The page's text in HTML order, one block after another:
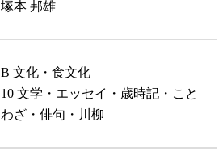
塚本 邦雄
B 文化・食文化
10 文学・エッセイ・歳時記・こと
わざ・俳句・川柳